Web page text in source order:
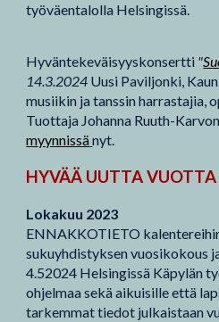
työväentalolla Helsingissä.
Hyväntekeväisyyskonsertti "
14.3.2024 Uusi Paviljonki,
musiikin ja tanssin harrastajia,
Tuottaja Johanna Ruuth-
myynnissänyt.
HYVÄÄ UUTTA
Lokakuu 2023
ENNAKKOTIETO
sukuyhdistyksen vuosikokous
4.52024 Helsingissä Käpylän
ohjelmaa sekä aikuisille että
tarkemmat tiedot julkaistaan